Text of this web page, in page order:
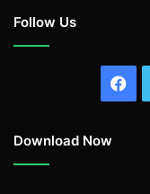
Follow Us
Download Now